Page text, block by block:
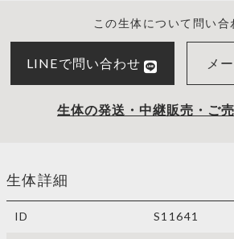
この生体について問い合
LINEで問い合わせ メ
生体の発送・中継販売・ご
生体詳細
ID S11641